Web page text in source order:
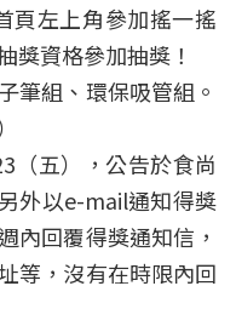
頁左上角參加搖一搖
獎資格參加抽獎！
筆組、環保吸管組。
（五），公告於食尚
外以e-mail通知得獎
內回覆得獎通知信，
等，沒有在時限內回